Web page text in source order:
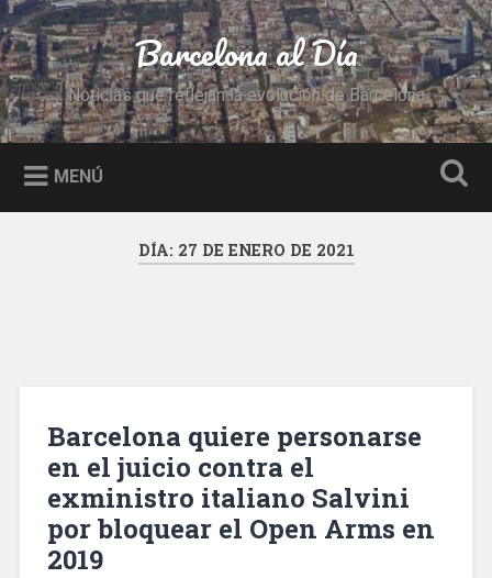
Saltar
al
contenido
Buscar Barcelona al Día
Noticias que reflejan la evolución de Barcelona
MENÚ
DÍA: 27 DE ENERO DE 2021
Barcelona quiere personarse
en el juicio contra el
exministro italiano Salvini
por bloquear el Open Arms en
2019